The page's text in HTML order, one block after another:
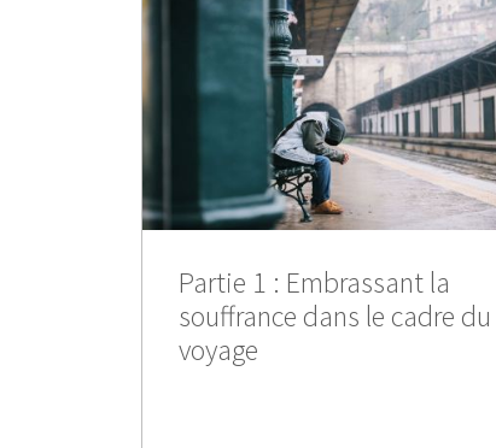
Partie 1 : Embrassant la
souffrance dans le cadre du
voyage